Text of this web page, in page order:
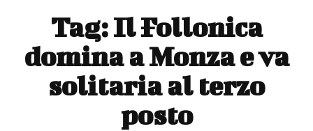
Tag:Il Follonica
domina a Monza e va
solitaria al terzo
posto